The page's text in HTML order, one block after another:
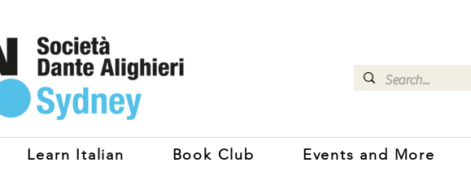
Learn Italian Book Club Events and More